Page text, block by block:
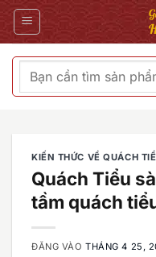
Bỏ
qua
Tìm
kiếm:
KIẾN THỨC VỀ QUÁCH
Quách Tiểu
tầm quách
ĐĂNG VÀOTHÁNG 4 25,